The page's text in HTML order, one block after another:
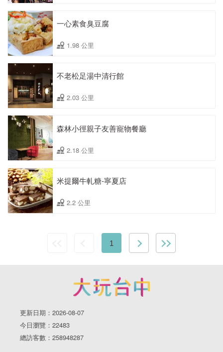
一心素食臭豆腐
1.98 公里
不老松足湯中清行館
2.03 公里
森林小徑親子友善寵物餐廳
2.18 公里
米提爾牛軋糖-寧夏店
2.2 公里
1
更新日期：2026-08-07
今日瀏覽：22483
總訪客數：258948287